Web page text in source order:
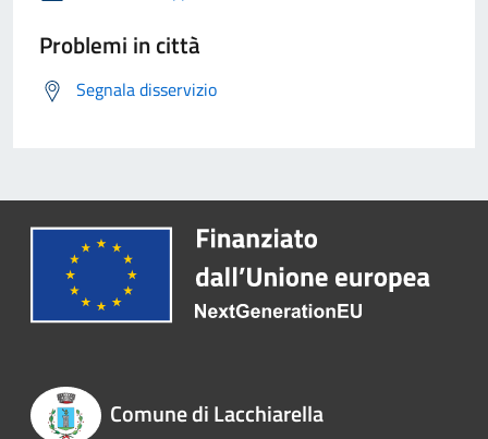
Problemi in città
Segnala disservizio
Comune di Lacchiarella